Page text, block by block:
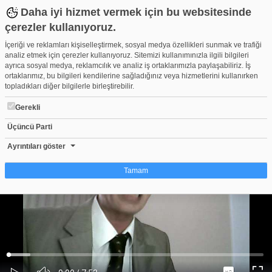
Daha iyi hizmet vermek için bu websitesinde
çerezler kullanıyoruz.
İçeriği ve reklamları kişiselleştirmek, sosyal medya özellikleri sunmak ve trafiği
analiz etmek için çerezler kullanıyoruz. Sitemizi kullanımınızla ilgili bilgileri
ayrıca sosyal medya, reklamcılık ve analiz iş ortaklarımızla paylaşabiliriz. İş
ortaklarımız, bu bilgileri kendilerine sağladığınız veya hizmetlerini kullanırken
topladıkları diğer bilgilerle birleştirebilir.
Gerekli
Üçüncü Parti
Ayrıntıları göster
Tamam
Çerezler, web-sitelerinin, kullanıcıların deneyimlerini daha verimli hale getirmek
amacıyla kullandığı küçük metin dosyalarıdır. Yasalara göre, bu sitenin
işletilmesi için kesinlikle gerekli olan çerezleri cihazınıza yerleştirebiliyoruz.
Diğer çerez türleri için sizden izin almamız gerekiyor. Bu site farklı çerez türleri
kullanmaktadır. Bazı çerezler, sayfalarımızda yer alan üçüncü şahıs hizmetleri
tarafından yerleştirilir. İzniniz şu alanlar için geçerlidir: web.tv
Ses
Yüklendi:
Yükleniyor:
REKLAM YAZARI ŞAİR HASAN SANCAK SARKOZY ŞİİRİ